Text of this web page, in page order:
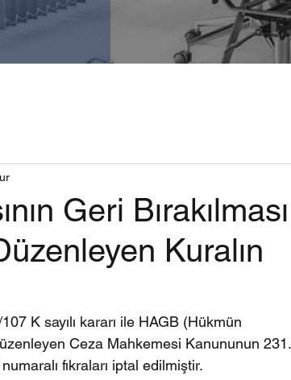
Geri Bırakılması
Kuralın
K sayılı kararı ile HAGB (Hükmün
Ceza Mahkemesi Kanununun 231.
fıkraları iptal edilmiştir.